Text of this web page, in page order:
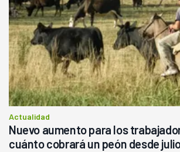
Actualidad
Nuevo aumento para los
cuánto cobrará un peón desde